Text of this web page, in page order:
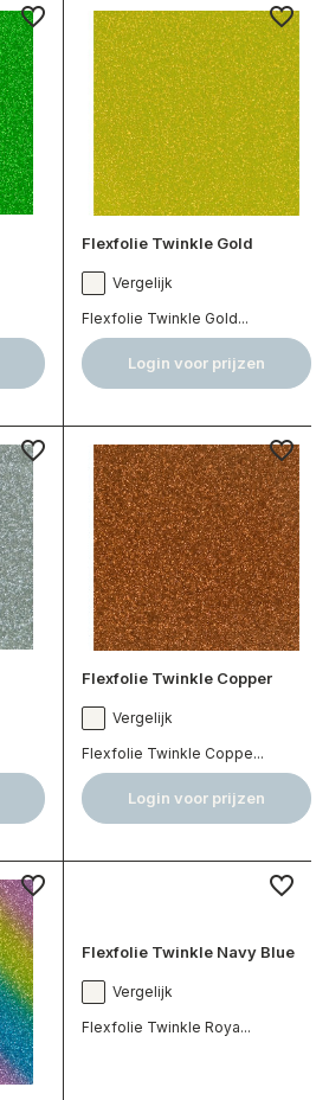
Flexfolie Twinkle Gold
Vergelijk
Flexfolie Twinkle Gold...
Login voor prijzen
Flexfolie Twinkle Copper
Vergelijk
Flexfolie Twinkle Coppe...
Login voor prijzen
Flexfolie Twinkle Navy Blue
Vergelijk
Flexfolie Twinkle Roya...